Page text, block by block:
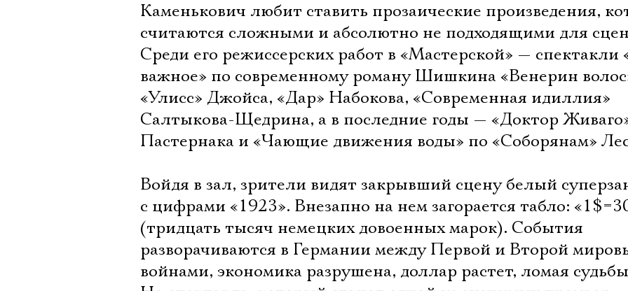
Каменькович любит ставить прозаические произведения,
считаются сложными и абсолютно не подходящими для
Среди его режиссерских работ в «Мастерской» — спектакли
важное» по современному роману Шишкина «Венерин
«Улисс» Джойса, «Дар» Набокова, «Современная идиллия»
Салтыкова-Щедрина, а в последние годы — «Доктор
Пастернака и «Чающие движения воды» по «Соборянам»
Войдя в зал, зрители видят закрывший сцену белый
с цифрами «1923». Внезапно на нем загорается табло:
(тридцать тысяч немецких довоенных марок). События
разворачиваются в Германии между Первой и Второй
войнами, экономика разрушена, доллар растет, ломая